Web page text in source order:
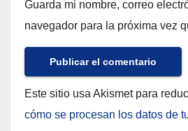
Guarda mi nombre, correo
navegador para la próxima vez
Este sitio usa Akismet para
cómo se procesan los datos de